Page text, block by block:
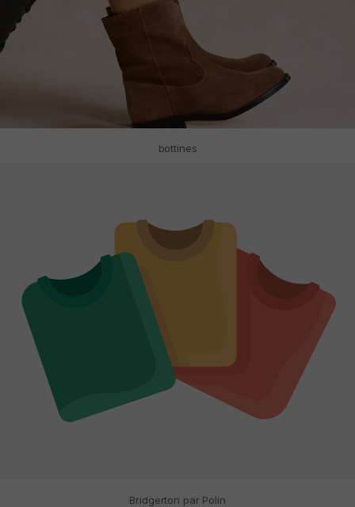
bottines
Bridgerton par Polin